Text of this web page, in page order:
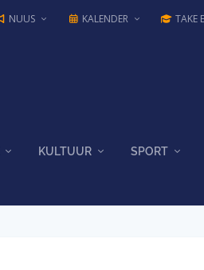
NUUS KALENDER TAKE
KULTUUR SPORT